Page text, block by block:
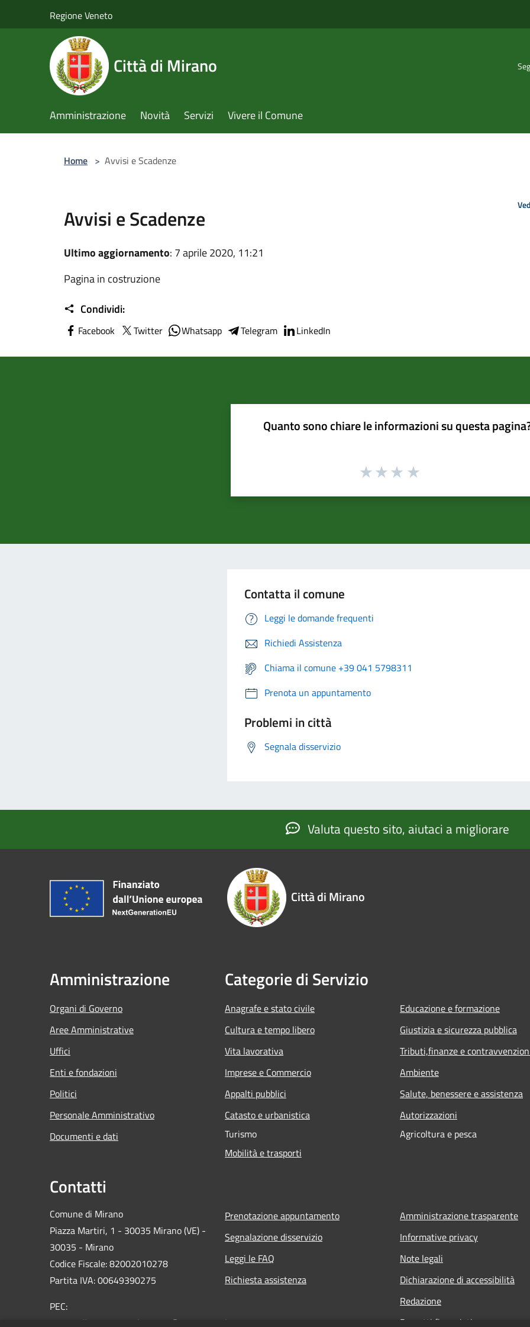
Regione Veneto
Città di Mirano
Amministrazione Novità Servizi Vivere il Comune
Home > Avvisi e Scadenze
Avvisi e Scadenze
Ultimo aggiornamento: 7 aprile 2020, 11:21
Pagina in costruzione
Condividi:
Facebook Twitter Whatsapp Telegram LinkedIn
Quanto sono chiare le informazioni su questa
Contatta il comune
Leggi le domande frequenti
Richiedi Assistenza
Chiama il comune +39 041 5798311
Prenota un appuntamento
Problemi in città
Segnala disservizio
Valuta questo sito, aiutaci a migliorare
Città di Mirano
Amministrazione
Organi di Governo
Aree Amministrative
Uffici
Enti e fondazioni
Politici
Personale Amministrativo
Documenti e dati
Categorie di Servizio
Anagrafe e stato civile
Cultura e tempo libero
Vita lavorativa
Imprese e Commercio
Appalti pubblici
Catasto e urbanistica
Turismo
Mobilità e trasporti
Educazione e formazione
Giustizia e sicurezza pubblica
Tributi,finanze e
Ambiente
Salute, benessere e assistenza
Autorizzazioni
Agricoltura e pesca
Contatti
Comune di Mirano
Piazza Martiri, 1 - 30035 Mirano (VE) -
30035 - Mirano
Codice Fiscale: 82002010278
Partita IVA: 00649390275
PEC:
protocollo.comune.mirano.ve@pecveneto.it
Prenotazione appuntamento
Segnalazione disservizio
Leggi le FAQ
Richiesta assistenza
Amministrazione trasparente
Informative privacy
Note legali
Dichiarazione di accessibilità
Redazione
Progetti finanziati